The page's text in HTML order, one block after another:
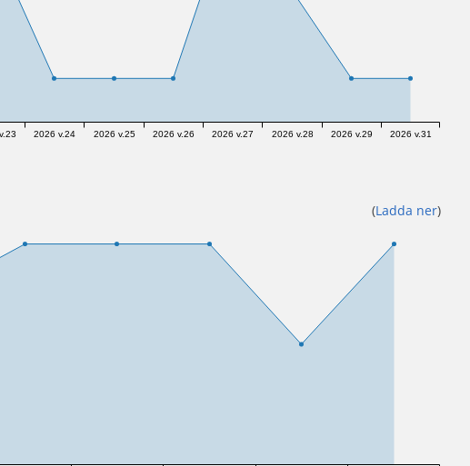
2026 v.24 2026 v.25 2026 v.26 2026 v.27 2026 v.28 2026 v.29 2026 v.31
(Ladda ner)